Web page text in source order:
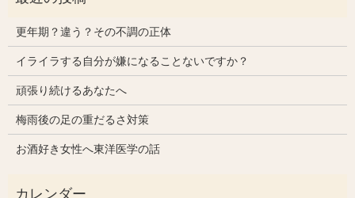
更年期？違う？その不調の正体
イライラする自分が嫌になることないですか？
頑張り続けるあなたへ
梅雨後の足の重だるさ対策
お酒好き女性へ東洋医学の話